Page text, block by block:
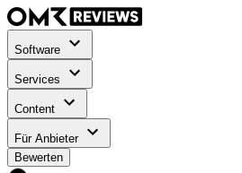
Software
Services
Content
Für Anbieter
Bewerten